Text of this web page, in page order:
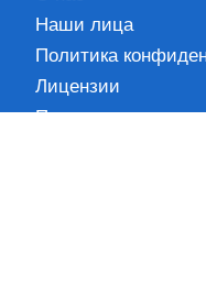
Наши лица
Политика
Лицензии
Партнеры